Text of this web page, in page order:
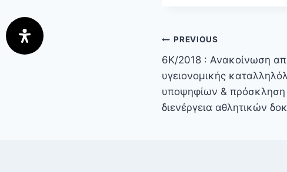
PREVIOUS
6Κ/2018 : Ανακοίνωση
υγειονομικής
υποψηφίων & πρόσκληση
διενέργεια αθλητικών